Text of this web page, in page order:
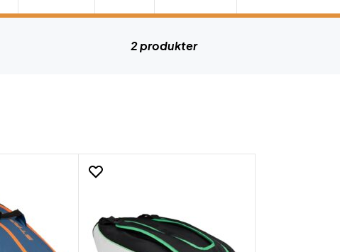
2 produkter